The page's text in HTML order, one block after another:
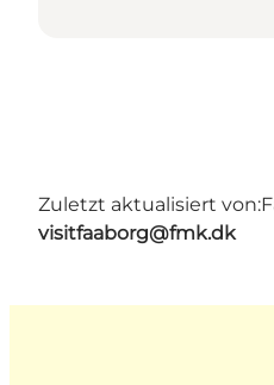
Zuletzt aktualisiert von:
visitfaaborg@fmk.dk